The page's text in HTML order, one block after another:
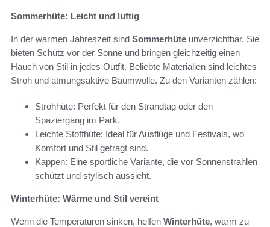
Sommerhüte: Leicht und luftig
In der warmen Jahreszeit sind Sommerhüte unverzichtbar. Sie
bieten Schutz vor der Sonne und bringen gleichzeitig einen
Hauch von Stil in jedes Outfit. Beliebte Materialien sind leichtes
Stroh und atmungsaktive Baumwolle. Zu den Varianten zählen:
Strohhüte: Perfekt für den Strandtag oder den
Spaziergang im Park.
Leichte Stoffhüte: Ideal für Ausflüge und Festivals, wo
Komfort und Stil gefragt sind.
Kappen: Eine sportliche Variante, die vor Sonnenstrahlen
schützt und stylisch aussieht.
Winterhüte: Wärme und Stil vereint
Wenn die Temperaturen sinken, helfen Winterhüte, warm zu